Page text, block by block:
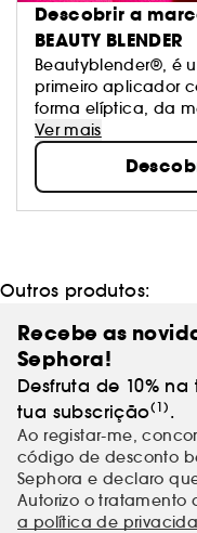
Descobrir a
BEAUTY BLENDER
Beautyblender®, é
primeiro aplicador
forma elíptica, da
várias vezes.
oferecer um
sem falhas.
esponjas inferiores
aguçados, podes
com
sem linhas e
teus preciosos
Ver mais
Outros produtos:
Recebe as
Sephora!
Desfruta de 10%
tua subscrição(1) .
Ao registar-me,
código de desconto
Sephora e declaro
Autorizo o tratamento
a política de